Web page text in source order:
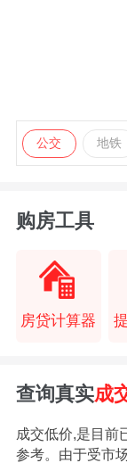
公交 地铁
购房工具
房贷计算器
查询真实成
成交低价,是目前
参考。由于受市